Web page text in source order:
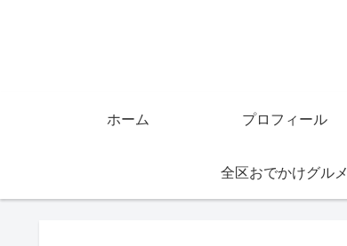
ホーム プロフィール
全区おでかけグルメ